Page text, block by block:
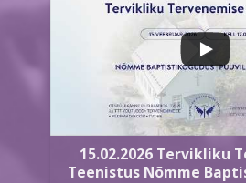
15.02.2026 Tervikliku
Teenistus Nõmme